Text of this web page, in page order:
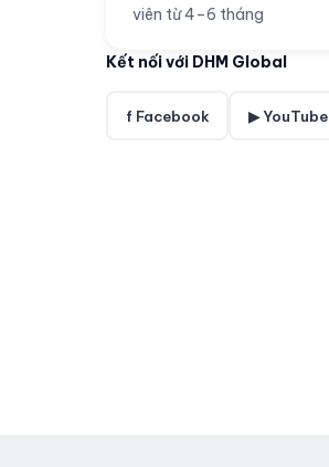
viên từ 4–6 tháng
Kết nối với DHM Global
f Facebook ▶ YouTube